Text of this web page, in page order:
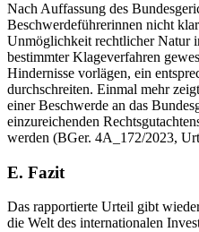
Nach Auffassung des
Beschwerdeführerinnen nicht
Unmöglichkeit rechtlicher Natur
bestimmter Klageverfahren
Hindernisse vorlägen, ein
durchschreiten. Einmal mehr
einer Beschwerde an das
einzureichenden
werden (BGer. 4A_172/2023,
E. Fazit
Das rapportierte Urteil gibt
die Welt des internationalen